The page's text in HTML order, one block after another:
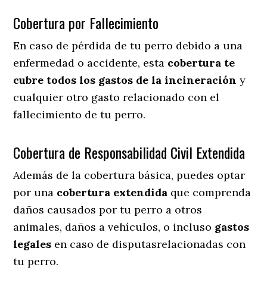
Cobertura por Fallecimiento
En caso de pérdida de tu perro debido a una
enfermedad o accidente, esta cobertura te
cubre todos los gastos de la incineración y
cualquier otro gasto relacionado con el
fallecimiento de tu perro.
Cobertura de Responsabilidad Civil Extendida
Además de la cobertura básica, puedes optar
por una cobertura extendida que comprenda
daños causados por tu perro a otros
animales, daños a vehículos, o incluso gastos
legales en caso de disputasrelacionadas con
tu perro.